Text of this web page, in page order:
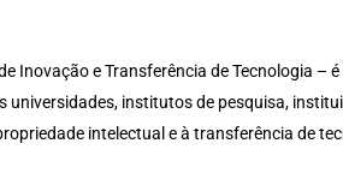
Inovação e Transferência de Tecnologia
institutos de pesquisa,
intelectual e à transferência de